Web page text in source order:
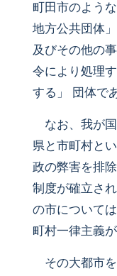
町田市のよう
地方公共団体
及びその他の
令により処理
する」 団体で
なお、我が
県と市町村と
政の弊害を排
制度が確立さ
の市について
町村一律主義
その大都市を